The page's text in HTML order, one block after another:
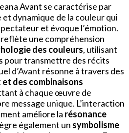
Avant se caractérise par
dynamique de la couleur qui
et évoque l’émotion.
une compréhension
des couleurs, utilisant
pour transmettre des récits
d’Avant résonne à travers des
des combinaisons
à chaque œuvre de
message unique. L’interaction
améliore la résonance
également un symbolisme